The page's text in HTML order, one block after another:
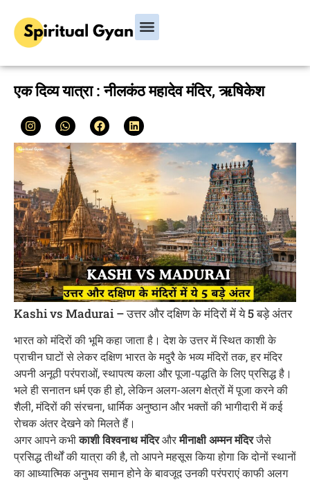
एक दिव्य यात्रा : नीलकंठ महादेव मंदिर, ऋषिकेश
Kashi vs Madurai – उत्तर और दक्षिण के मंदिरों में ये 5 बड़े अंतर
भारत को मंदिरों की भूमि कहा जाता है। देश के उत्तर में स्थित काशी के
प्राचीन घाटों से लेकर दक्षिण भारत के मदुरै के भव्य मंदिरों तक, हर मंदिर
अपनी अनूठी परंपराओं, स्थापत्य कला और पूजा-पद्धति के लिए प्रसिद्ध है।
भले ही सनातन धर्म एक ही हो, लेकिन अलग-अलग क्षेत्रों में पूजा करने की
शैली, मंदिरों की संरचना, धार्मिक अनुष्ठान और भक्तों की भागीदारी में कई
रोचक अंतर देखने को मिलते हैं।
अगर आपने कभीकाशी विश्वनाथ मंदिरऔरमीनाक्षी अम्मन मंदिरजैसे
प्रसिद्ध तीर्थों की यात्रा की है, तो आपने महसूस किया होगा कि दोनों स्थानों
का आध्यात्मिक अनुभव समान होने के बावजूद उनकी परंपराएं काफी अलग